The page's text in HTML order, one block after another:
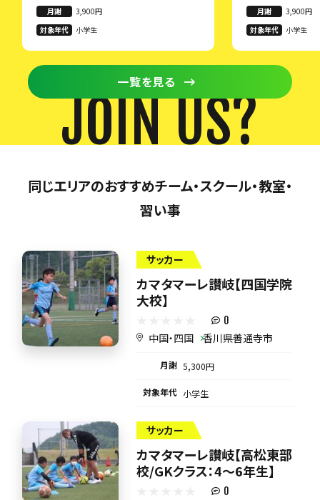
月謝
3,900円
対象年代
小学生
月謝
3,900円
対象年代
小学生
一覧を見る
JOIN US?
同じエリアのおすすめチーム・スクール・教室・
習い事
サッカー
カマタマーレ讃岐【四国学院
大校】
0
中国・四国 香川県善通寺市
月謝 5,300円
対象年代 小学生
サッカー
カマタマーレ讃岐【高松東部
校/GKクラス：4～6年生】
0